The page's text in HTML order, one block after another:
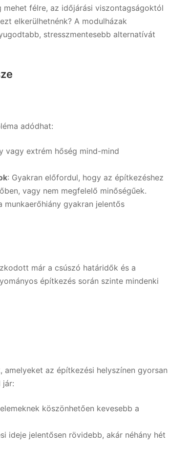
félre, az időjárási viszontagságoktól
elkerülhetnénk? A modulházak
stresszmentesebb alternatívát
adódhat:
vagy extrém hőség mind-mind
: Gyakran előfordul, hogy az építkezéshez
vagy nem megfelelő minőségűek.
munkaerőhiány gyakran jelentős
már a csúszó határidők és a
építkezés során szinte mindenki
az építkezési helyszínen gyorsan
jár:
köszönhetően kevesebb a
ideje jelentősen rövidebb, akár néhány hét